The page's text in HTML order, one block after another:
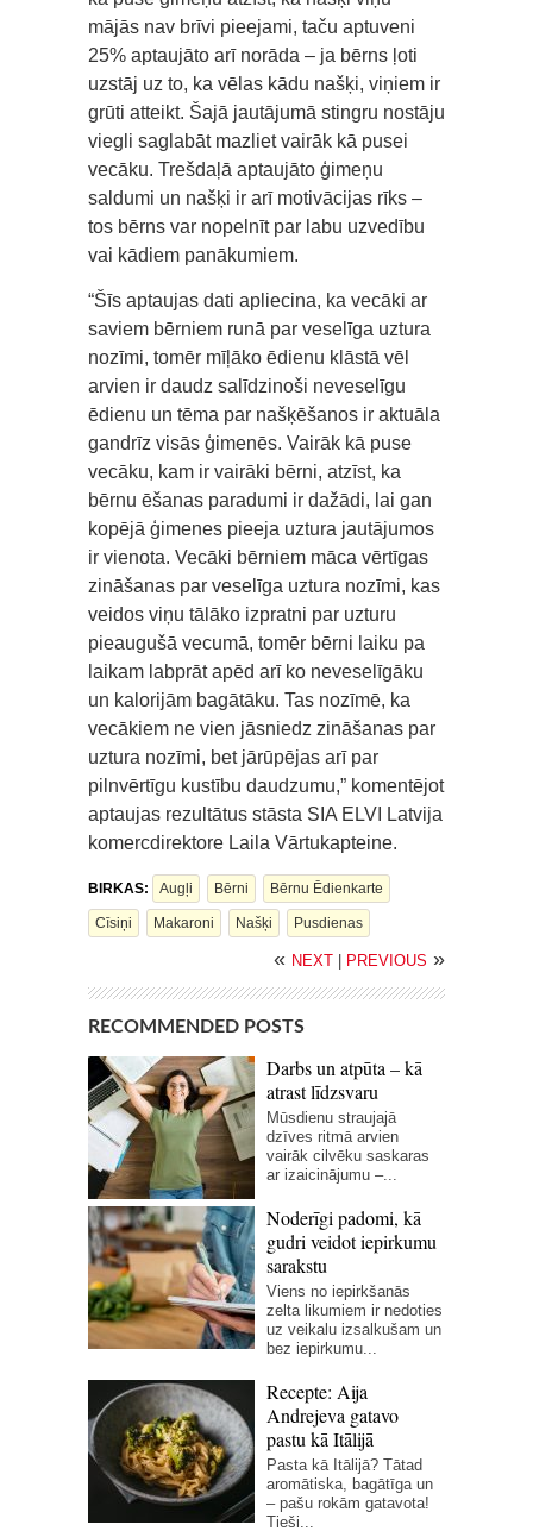
mājās nav brīvi pieejami, taču aptuveni
25% aptaujāto arī norāda – ja bērns ļoti
uzstāj uz to, ka vēlas kādu našķi, viņiem ir
grūti atteikt. Šajā jautājumā stingru nostāju
viegli saglabāt mazliet vairāk kā pusei
vecāku. Trešdaļā aptaujāto ģimeņu
saldumi un našķi ir arī motivācijas rīks –
tos bērns var nopelnīt par labu uzvedību
vai kādiem panākumiem.
“Šīs aptaujas dati apliecina, ka vecāki ar
saviem bērniem runā par veselīga uztura
nozīmi, tomēr mīļāko ēdienu klāstā vēl
arvien ir daudz salīdzinoši neveselīgu
ēdienu un tēma par našķēšanos ir aktuāla
gandrīz visās ģimenēs. Vairāk kā puse
vecāku, kam ir vairāki bērni, atzīst, ka
bērnu ēšanas paradumi ir dažādi, lai gan
kopējā ģimenes pieeja uztura jautājumos
ir vienota. Vecāki bērniem māca vērtīgas
zināšanas par veselīga uztura nozīmi, kas
veidos viņu tālāko izpratni par uzturu
pieaugušā vecumā, tomēr bērni laiku pa
laikam labprāt apēd arī ko neveselīgāku
un kalorijām bagātāku. Tas nozīmē, ka
vecākiem ne vien jāsniedz zināšanas par
uztura nozīmi, bet jārūpējas arī par
pilnvērtīgu kustību daudzumu,” komentējot
aptaujas rezultātus stāsta SIA ELVI Latvija
komercdirektore Laila Vārtukapteine.
BIRKAS: Augļi Bērni Bērnu Ēdienkarte
Cīsiņi Makaroni Našķi Pusdienas
« NEXT | PREVIOUS »
RECOMMENDED POSTS
Darbs un atpūta – kā
atrast līdzsvaru
Mūsdienu straujajā
dzīves ritmā arvien
vairāk cilvēku saskaras
ar izaicinājumu –...
Noderīgi padomi, kā
gudri veidot iepirkumu
sarakstu
Viens no iepirkšanās
zelta likumiem ir nedoties
uz veikalu izsalkušam un
bez iepirkumu...
Recepte: Aija
Andrejeva gatavo
pastu kā Itālijā
Pasta kā Itālijā? Tātad
aromātiska, bagātīga un
– pašu rokām gatavota!
Tieši...